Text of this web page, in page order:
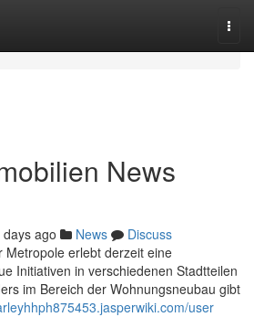
News
ago News
Discuss
Metropole erlebt derzeit eine
Initiativen in verschiedenen Stadtteilen
im Bereich der Wohnungsneubau gibt
user